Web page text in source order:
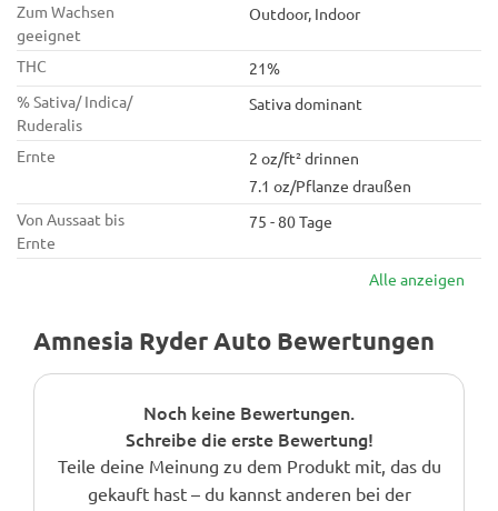
Zum Wachsen
geeignet
Outdoor, Indoor
THC
21%
% Sativa/ Indica/
Ruderalis
Sativa dominant
Ernte
2 oz/ft² drinnen
7.1 oz/Pflanze draußen
Von Aussaat bis
Ernte
75 - 80 Tage
Alle anzeigen
Amnesia Ryder Auto Bewertungen
Noch keine Bewertungen.
Schreibe die erste Bewertung!
Teile deine Meinung zu dem Produkt mit, das du
gekauft hast – du kannst anderen bei der